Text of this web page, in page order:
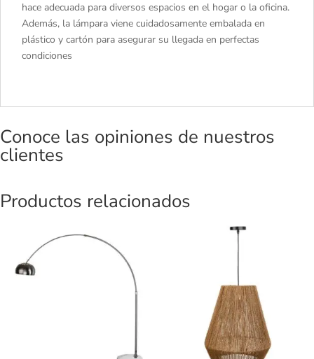
hace adecuada para diversos espacios en el hogar o la oficina.
Además, la lámpara viene cuidadosamente embalada en
plástico y cartón para asegurar su llegada en perfectas
condiciones
Conoce las opiniones de nuestros
clientes
Productos relacionados